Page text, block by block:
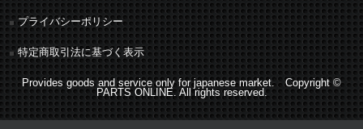
プライバシーポリシー
特定商取引法に基づく表示
Provides goods and service only for japanese market. Copyright ©
PARTS ONLINE. All rights reserved.